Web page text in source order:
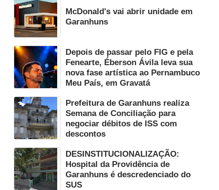
McDonald's vai abrir unidade em
Garanhuns
Depois de passar pelo FIG e pela
Fenearte, Éberson Ávila leva sua
nova fase artística ao Pernambuco
Meu País, em Gravatá
Prefeitura de Garanhuns realiza
Semana de Conciliação para
negociar débitos de ISS com
descontos
DESINSTITUCIONALIZAÇÃO:
Hospital da Providência de
Garanhuns é descredenciado do
SUS